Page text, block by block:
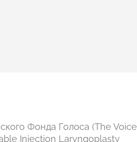
Фонда Голоса (The Voice
Injection Laryngoplasty